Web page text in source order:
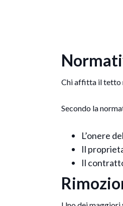
Chi affitta il tetto
Secondo la
L’onere
Il
Il